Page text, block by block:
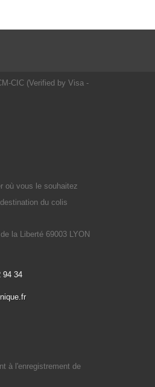
CIC (Verified by Visa -
où vous le souhaitez
du colis
la Liberté 69003 LYON
94 34
à l'enregistrement de